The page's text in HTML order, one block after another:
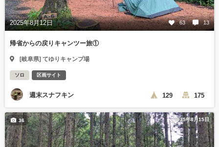
2025年8月12日 63 13
帰省からの戻りキャンツー旅①
[岐阜県] てゆりキャンプ場
ソロ 区画サイト
週末スナフキン 129 175
2025年8月15日
36